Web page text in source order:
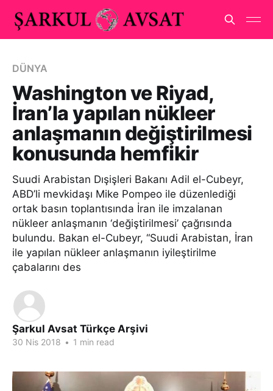
DÜNYA
Washington ve Riyad,
İran’la yapılan nükleer
anlaşmanın değiştirilmesi
konusunda hemfikir
Suudi Arabistan Dışişleri Bakanı Adil el-Cubeyr,
ABD’li mevkidaşı Mike Pompeo ile düzenlediği
ortak basın toplantısında İran ile imzalanan
nükleer anlaşmanın ‘değiştirilmesi’ çağrısında
bulundu. Bakan el-Cubeyr, “Suudi Arabistan, İran
ile yapılan nükleer anlaşmanın iyileştirilme
çabalarını des
Şarkul Avsat Türkçe Arşivi
30 Nis 2018 • 1 min read